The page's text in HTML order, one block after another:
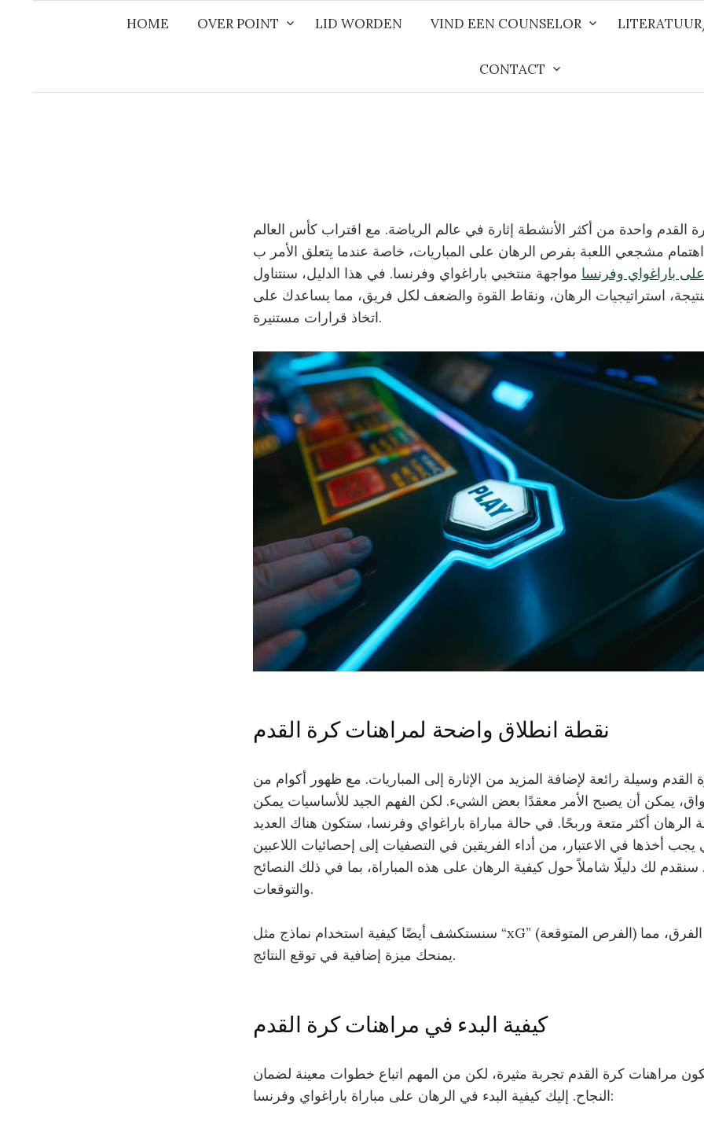
HOME OVER POINT LID WORDEN VIND EEN COUNSELOR
CONTACT
القدم واحدة من أكثر الأنشطة إثارة في عالم الرياضة. مع اقتراب كأس العالم
باراغواي وفرنسا مواجهة منتخبي باراغواي وفرنسا. في هذا الدليل، سنتناول
استراتيجيات الرهان، ونقاط القوة والضعف لكل فريق، مما يساعدك على
اتخاذ قرارات مستنيرة.
نقطة انطلاق واضحة لمراهنات كرة القدم
القدم وسيلة رائعة لإضافة المزيد من الإثارة إلى المباريات. مع ظهور أكوام من
يمكن أن يصبح الأمر معقدًا بعض الشيء. لكن الفهم الجيد للأساسيات يمكن
الرهان أكثر متعة وربحًا. في حالة مباراة باراغواي وفرنسا، ستكون هناك العديد
يجب أخذها في الاعتبار، من أداء الفريقين في التصفيات إلى إحصائيات اللاعبين
سنقدم لك دليلًا شاملاً حول كيفية الرهان على هذه المباراة، بما في ذلك النصائح
والتوقعات.
سنستكشف أيضًا كيفية استخدام نماذج مثل “xG” (الفرص المتوقعة) في تحليل أداء الفرق، مما
يمنحك ميزة إضافية في توقع النتائج.
كيفية البدء في مراهنات كرة القدم
مراهنات كرة القدم تجربة مثيرة، لكن من المهم اتباع خطوات معينة لضمان
النجاح. إليك كيفية البدء في الرهان على مباراة باراغواي وفرنسا: